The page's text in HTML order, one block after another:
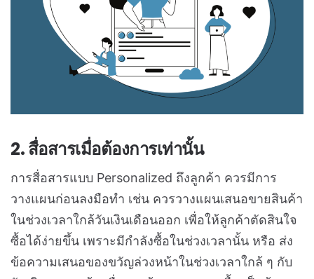
2. สื่อสารเมื่อต้องการเท่านั้น
การสื่อสารแบบ Personalized ถึงลูกค้า ควรมีการ
วางแผนก่อนลงมือทำ เช่น ควรวางแผนเสนอขายสินค้า
ในช่วงเวลาใกล้วันเงินเดือนออก เพื่อให้ลูกค้าตัดสินใจ
ซื้อได้ง่ายขึ้น เพราะมีกำลังซื้อในช่วงเวลานั้น หรือ ส่ง
ข้อความเสนอของขวัญล่วงหน้าในช่วงเวลาใกล้ ๆ กับ